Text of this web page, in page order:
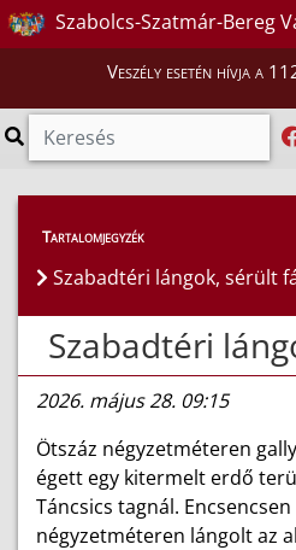
Szabolcs-Szatmár-Bereg
Veszély esetén hívja a
Híreink > Hírek
Tartalomjegyzék
Szabadtéri lángok, sérült
Szabadtéri
2026. május 28. 09:15
Ötszáz négyzetméteren
égett egy kitermelt erdő
Táncsics tagnál.
négyzetméteren lángolt az